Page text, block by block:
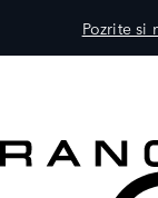
Pozrite si